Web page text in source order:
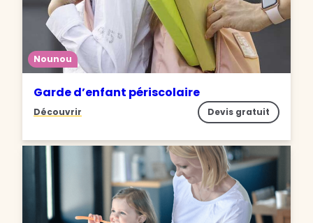
Nounou
Garde d’enfant périscolaire
Découvrir Devis gratuit